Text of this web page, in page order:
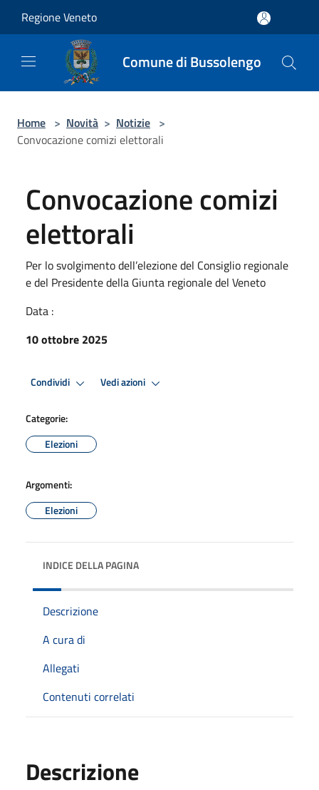
Regione Veneto
Comune di Bussolengo
Home > Novità > Notizie >
Convocazione comizi elettorali
Convocazione comizi
elettorali
Per lo svolgimento dell’elezione del Consiglio regionale
e del Presidente della Giunta regionale del Veneto
Data :
10 ottobre 2025
Condividi Vedi azioni
Categorie:
Elezioni
Argomenti:
Elezioni
INDICE DELLA PAGINA
Descrizione
A cura di
Allegati
Contenuti correlati
Descrizione